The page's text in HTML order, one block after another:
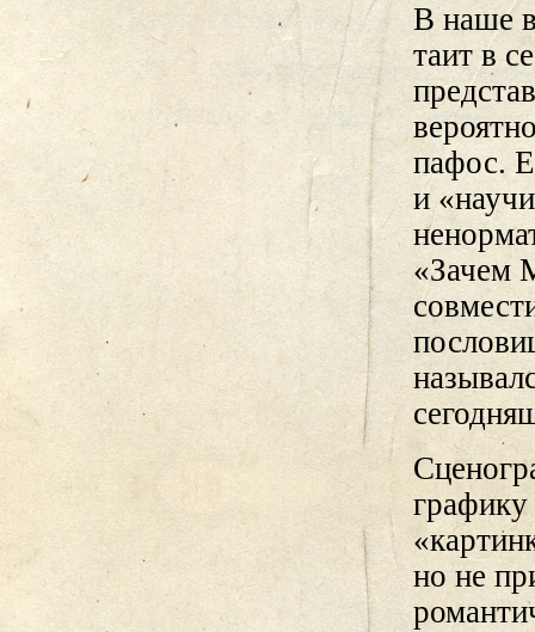
В наше
таит в
пафос.
и
«Зачем
но не